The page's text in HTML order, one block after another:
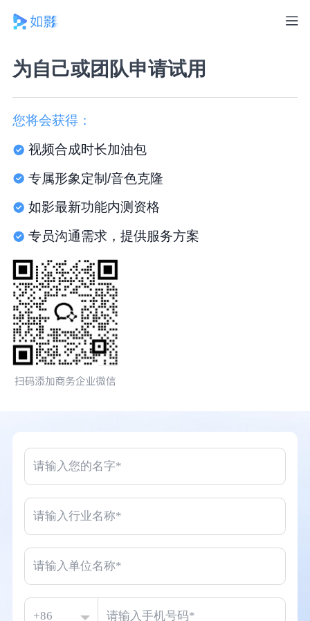
为自己或团队申请试用
您将会获得：
视频合成时长加油包
专属形象定制/音色克隆
如影最新功能内测资格
专员沟通需求，提供服务方案